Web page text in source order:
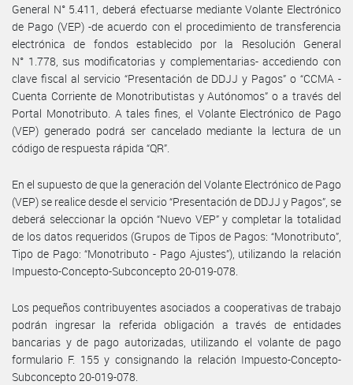
General N° 5.411, deberá efectuarse mediante Volante Electrónico
de Pago (VEP) -de acuerdo con el procedimiento de transferencia
electrónica de fondos establecido por la Resolución General
N° 1.778, sus modificatorias y complementarias- accediendo con
clave fiscal al servicio “Presentación de DDJJ y Pagos” o “CCMA -
Cuenta Corriente de Monotributistas y Autónomos” o a través del
Portal Monotributo. A tales fines, el Volante Electrónico de Pago
(VEP) generado podrá ser cancelado mediante la lectura de un
código de respuesta rápida “QR”.
En el supuesto de que la generación del Volante Electrónico de Pago
(VEP) se realice desde el servicio “Presentación de DDJJ y Pagos”, se
deberá seleccionar la opción “Nuevo VEP” y completar la totalidad
de los datos requeridos (Grupos de Tipos de Pagos: “Monotributo”,
Tipo de Pago: “Monotributo - Pago Ajustes”), utilizando la relación
Impuesto-Concepto-Subconcepto 20-019-078.
Los pequeños contribuyentes asociados a cooperativas de trabajo
podrán ingresar la referida obligación a través de entidades
bancarias y de pago autorizadas, utilizando el volante de pago
formulario F. 155 y consignando la relación Impuesto-Concepto-
Subconcepto 20-019-078.